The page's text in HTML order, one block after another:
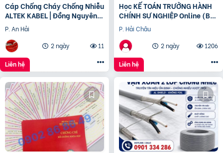
Cáp Chống Cháy Chống Nhiễu
ALTEK KABEL | Đồng Nguyên
Chất 100%, Đảm Bảo An Toàn
Công Trình
P. An Hải
2 ngày
11
Liên hệ
Học KẾ TOÁN TRƯỞNG HÀNH
CHÍNH SỰ NGHIỆP Online (Bộ
tài chính) cấp chứng chỉ để
bổ nhiệm
P. Hải Châu
2 ngày
1206
Liên hệ